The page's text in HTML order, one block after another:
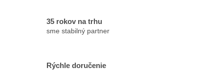
d
35 rokov na trhu
sme stabilný partner
Rýchle doručenie